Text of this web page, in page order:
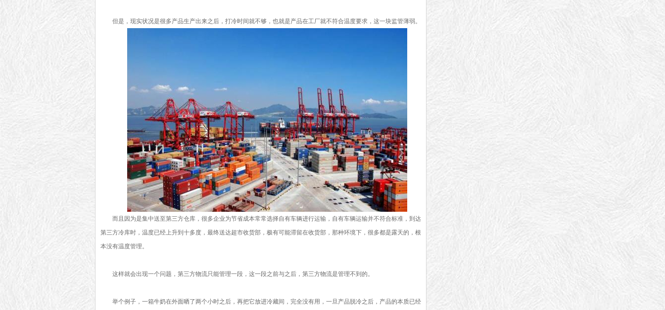
但是，现实状况是很多产品生产出来之后，打冷时间就不够，也就是产品在工厂就不符合温度要求，这一块监管薄弱。
而且因为是集中送至第三方仓库，很多企业为节省成本常常选择自有车辆进行运输，自有车辆运输并不符合标准，到达
第三方冷库时，温度已经上升到十多度，最终送达超市收货部，极有可能滞留在收货部，那种环境下，很多都是露天的，根
本没有温度管理。
这样就会出现一个问题，第三方物流只能管理一段，这一段之前与之后，第三方物流是管理不到的。
举个例子，一箱牛奶在外面晒了两个小时之后，再把它放进冷藏间，完全没有用，一旦产品脱冷之后，产品的本质已经